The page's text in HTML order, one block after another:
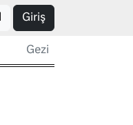
Giriş
Gezi